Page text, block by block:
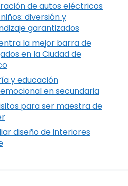
de autos eléctricos
diversión y
garantizados
la mejor barra de
en la Ciudad de
y educación
en secundaria
para ser maestra de
diseño de interiores